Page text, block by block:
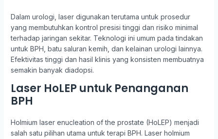
Dalam urologi, laser digunakan terutama untuk prosedur
yang membutuhkan kontrol presisi tinggi dan risiko minimal
terhadap jaringan sekitar. Teknologi ini umum pada tindakan
untuk BPH, batu saluran kemih, dan kelainan urologi lainnya.
Efektivitas tinggi dan hasil klinis yang konsisten membuatnya
semakin banyak diadopsi.
Laser HoLEP untuk Penanganan
BPH
Holmium laser enucleation of the prostate (HoLEP) menjadi
salah satu pilihan utama untuk terapi BPH. Laser holmium